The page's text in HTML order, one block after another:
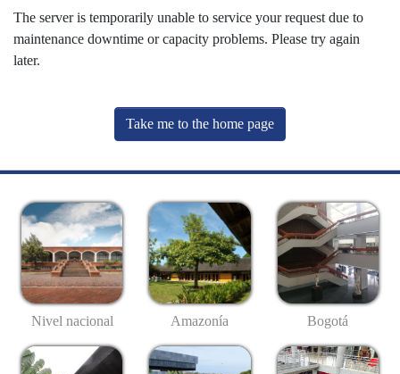
The server is temporarily unable to service your request due to
maintenance downtime or capacity problems. Please try again
later.
Take me to the home page
Nivel nacional Amazonía Bogotá